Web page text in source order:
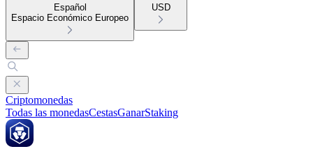
Español
Espacio Económico Europeo
USD
Criptomonedas
Todas las monedasCestasGanarStaking